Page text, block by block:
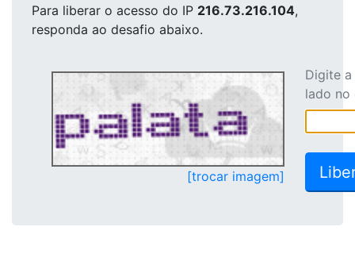
Para liberar o acesso do IP 216.73.216.104,
responda ao desafio abaixo.
[trocar imagem]
Digite
lado no